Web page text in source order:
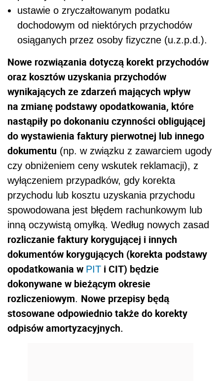
ustawie o zryczałtowanym podatku
dochodowym od niektórych przychodów
osiąganych przez osoby fizyczne (u.z.p.d.).
Nowe rozwiązania dotyczą korekt przychodów
oraz kosztów uzyskania przychodów
wynikających ze zdarzeń mających wpływ
na zmianę podstawy opodatkowania, które
nastąpiły po dokonaniu czynności obligującej
do wystawienia faktury pierwotnej lub innego
dokumentu (np. w związku z zawarciem ugody
czy obniżeniem ceny wskutek reklamacji), z
wyłączeniem przypadków, gdy korekta
przychodu lub kosztu uzyskania przychodu
spowodowana jest błędem rachunkowym lub
inną oczywistą omyłką. Według nowych zasad
rozliczanie faktury korygującej i innych
dokumentów korygujących (korekta podstawy
opodatkowania w PIT i CIT) będzie
dokonywane w bieżącym okresie
rozliczeniowym. Nowe przepisy będą
stosowane odpowiednio także do korekty
odpisów amortyzacyjnych.